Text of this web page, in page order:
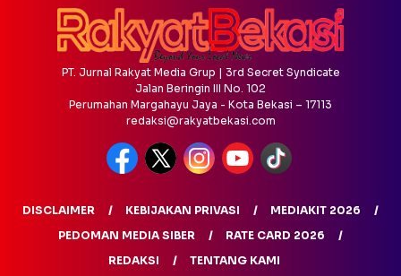
PT. Jurnal Rakyat Media Grup | 3rd Secret Syndicate
Jalan Beringin III No. 102
Perumahan Margahayu Jaya - Kota Bekasi – 17113
redaksi@rakyatbekasi.com
DISCLAIMER KEBIJAKAN PRIVASI
MEDIAKIT 2026
PEDOMAN MEDIA SIBER
RATE CARD 2026
REDAKSI
TENTANG KAMI